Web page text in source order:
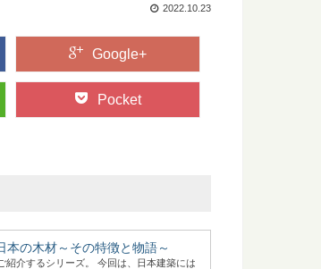
2022.10.23
Google+
Pocket
本の木材～その特徴と物語～
紹介するシリーズ。 今回は、日本建築には